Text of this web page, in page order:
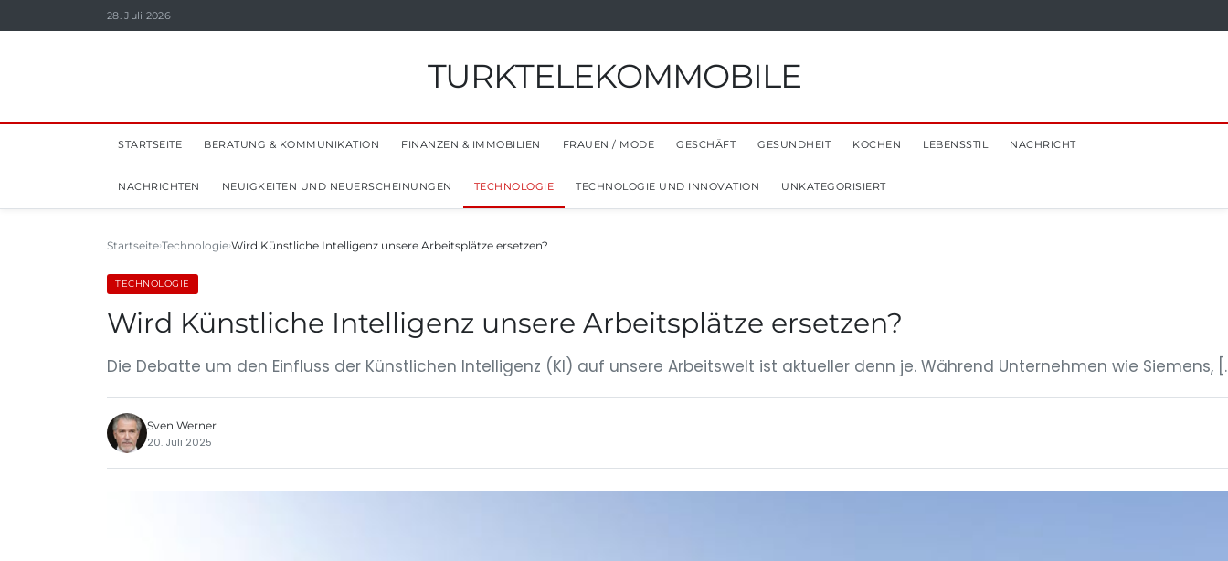
28. Juli 2026
TURKTELEKOMMOBILE
STARTSEITE BERATUNG & KOMMUNIKATION FINANZEN & IMMOBILIEN FRAUEN / MODE GESCHÄFT GESUNDHEIT KOCHEN LEBENSSTIL NACHRICHT
NACHRICHTEN NEUIGKEITEN UND NEUERSCHEINUNGEN TECHNOLOGIE TECHNOLOGIE UND INNOVATION UNKATEGORISIERT
Startseite Technologie Wird Künstliche Intelligenz unsere Arbeitsplätze ersetzen?
TECHNOLOGIE
Wird Künstliche Intelligenz unsere Arbeitsplätze ersetzen?
Die Debatte um den Einfluss der Künstlichen Intelligenz (KI) auf unsere Arbeitswelt ist aktueller denn je. Während Unternehmen wie Siemens,
Sven Werner
20. Juli 2025